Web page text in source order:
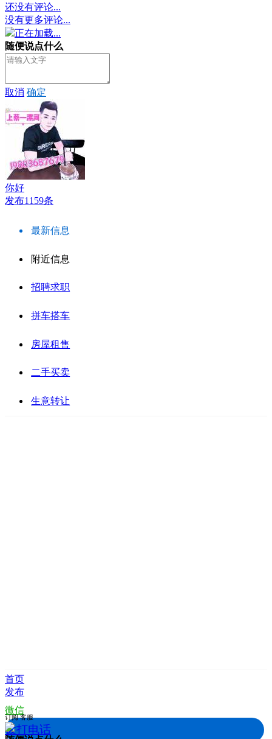
还没有评论...
没有更多评论...
正在加载...
随便说点什么
取消 确定
你好
发布1159条
最新信息
附近信息
招聘求职
拼车搭车
房屋租售
二手买卖
生意转让
首页
发布
微信
拨打电话
订阅 客服